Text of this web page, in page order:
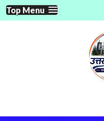
Skip
to
Top Menu